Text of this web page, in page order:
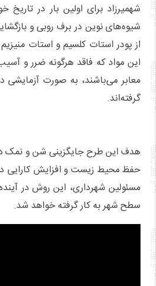
شهمیرزاد برای اولین بار در تاریخ
شیوه‌های نوین در برف روبی و
از پودر استات کلسیم و استات
این مواد که فاقد هرگونه ضرر و
معابر می‌باشند، به صورت آزمایشی
گرفته‌اند.
هدف این طرح جایگزینی شن و نمک در
حفظ محیط زیست و افزایش کارایی
مسئولین شهرداری، این روش در
سطح شهر به کار گرفته خواهد شد.